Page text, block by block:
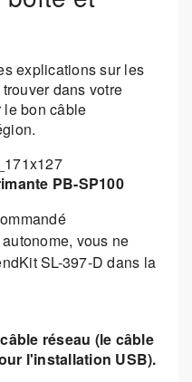
explications sur les
dans votre
bon câble
PB-SP100
vous ne
SL-397-D dans la
réseau (le câble
l'installation USB).